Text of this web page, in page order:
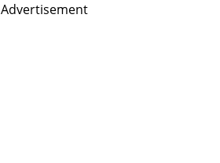
Advertisement